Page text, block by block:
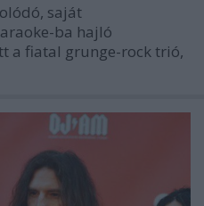
saját
ba hajló
a fiatal grunge-rock trió,